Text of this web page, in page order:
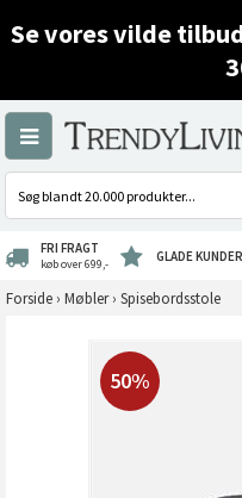
Se vores vilde
FRI FRAGT
køb over 699,- GLADE KUNDER
Forside › Møbler› Spisebordsstole
50%